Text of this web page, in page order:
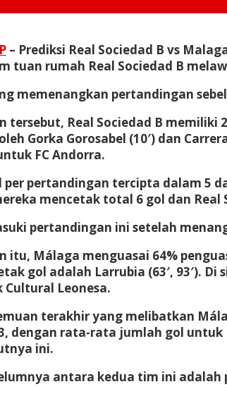
– Prediksi Real Sociedad B vs
tuan rumah Real Sociedad B
memenangkan pertandingan
tersebut, Real Sociedad B memiliki
Gorka Gorosabel (10′) dan
FC Andorra.
pertandingan tercipta dalam 5
mencetak total 6 gol dan Real
pertandingan ini setelah
itu, Málaga menguasai 64%
gol adalah Larrubia (63′, 93′).
Leonesa.
terakhir yang melibatkan
dengan rata-rata jumlah gol
ini.
antara kedua tim ini adalah